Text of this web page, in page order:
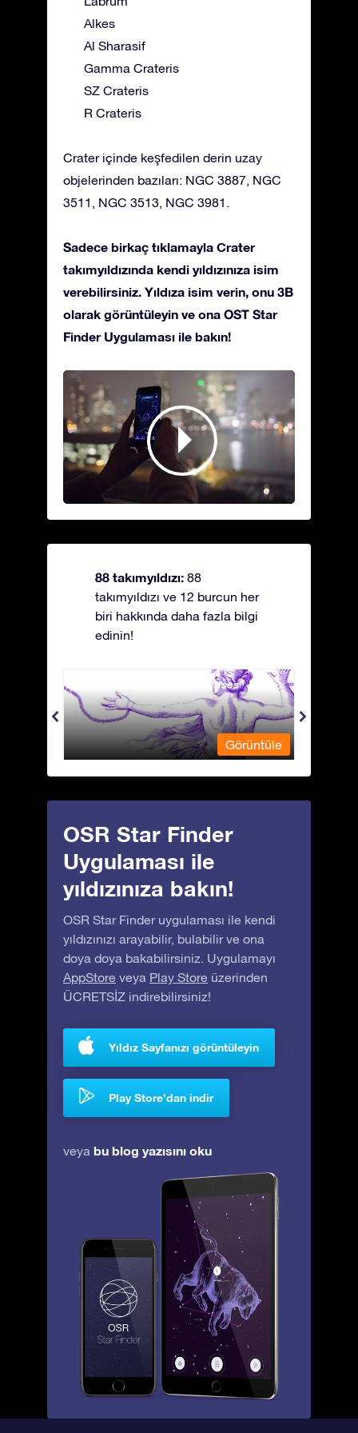
Alkes
Al Sharasif
Gamma Crateris
SZ Crateris
R Crateris
Crater içinde keşfedilen derin uzay
objelerinden bazıları: NGC 3887, NGC
3511, NGC 3513, NGC 3981.
Sadece birkaç tıklamayla Crater
takımyıldızında kendi yıldızınıza isim
verebilirsiniz. Yıldıza isim verin, onu 3B
olarak görüntüleyin ve ona OST Star
Finder Uygulaması ile bakın!
88 takımyıldızı: 88
takımyıldızı ve 12 burcun her
biri hakkında daha fazla bilgi
edinin!
Andromeda - Zincirli Prenses
Görüntüle
OSR Star Finder
Uygulaması ile
yıldızınıza bakın!
OSR Star Finder uygulaması ile kendi
yıldızınızı arayabilir, bulabilir ve ona
doya doya bakabilirsiniz. Uygulamayı
AppStore veya Play Store üzerinden
ÜCRETSİZ indirebilirsiniz!
Yıldız Sayfanızı görüntüleyin
Play Store’dan indir
veya bu blog yazısını oku